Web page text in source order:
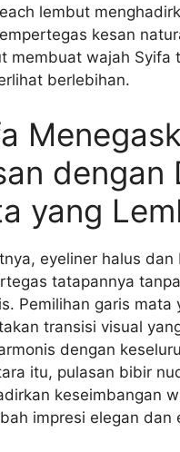
lembut
kesan
membuat wajah Syifa
berlebihan.
dengan
yang
eyeliner halus
tatapannya
Pemilihan garis mata
transisi visual
dengan
itu, pulasan bibir
keseimbangan
impresi elegan dan